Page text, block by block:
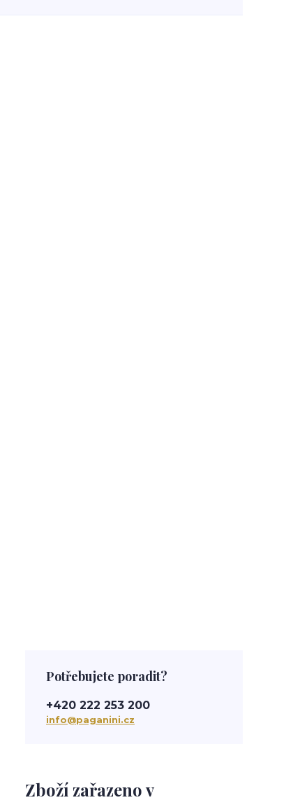
Zboží zařazeno v
Potřebujete poradit?
+420 222 253 200
info@paganini.cz